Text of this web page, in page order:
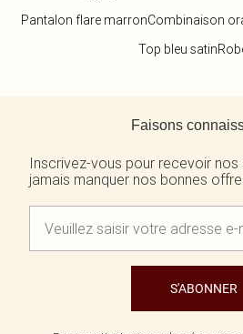
Pantalon flare marronCombinaison
Top bleu satin
Faisons
Inscrivez-vous pour recevoir nos
jamais manquer nos bonnes
S'ABONNER